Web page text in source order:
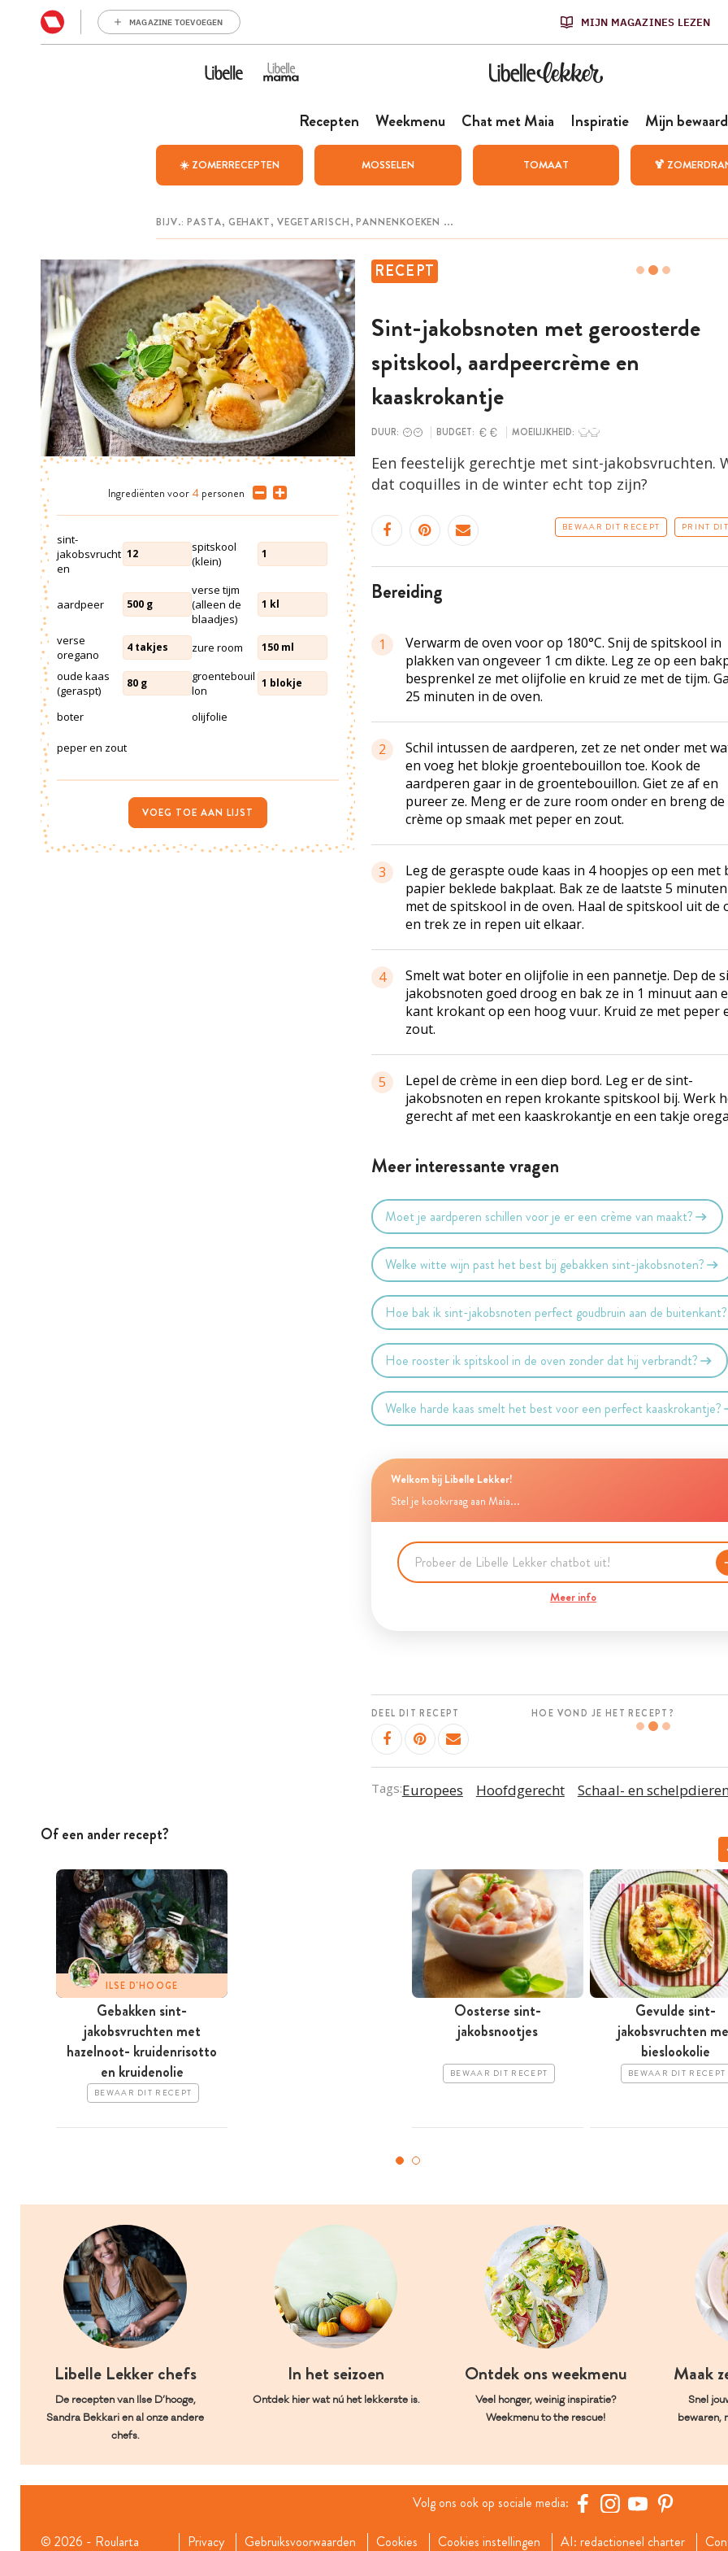
MAGAZINE TOEVOEGEN MIJN MAGAZINES LEZEN
Recepten Weekmenu Chat met Maia Inspiratie Mijn
☀️ ZOMERRECEPTEN MOSSELEN TOMAAT 🍹
RECEPT
Sint-jakobsnoten met geroosterde
spitskool, aardpeer­crème en
kaaskrokantje
DUUR: BUDGET: MOEILIJKHEID:
Een feestelijk gerechtje met sint-jakobsvruchten.
dat coquilles in de winter echt top zijn?
BEWAAR DIT RECEPT PRINT
bereiding
1
Verwarm de oven voor op 180°C. Snij de spitskool in
plakken van ongeveer 1 cm dikte. Leg ze op een
besprenkel ze met olijfolie en kruid ze met de tijm.
25 minuten in de oven.
2
Schil intussen de aardperen, zet ze net onder met
en voeg het blokje groentebouillon toe. Kook de
aardperen gaar in de groentebouillon. Giet ze af en
pureer ze. Meng er de zure room onder en breng de
crème op smaak met peper en zout.
3
Leg de geraspte oude kaas in 4 hoopjes op een met
papier beklede bakplaat. Bak ze de laatste 5
met de spitskool in de oven. Haal de spitskool uit de
en trek ze in repen uit elkaar.
4
Smelt wat boter en olijfolie in een pannetje. Dep de
jakobsnoten goed droog en bak ze in 1 minuut aan
kant krokant op een hoog vuur. Kruid ze met peper
zout.
5
Lepel de crème in een diep bord. Leg er de sint-
jakobsnoten en repen krokante spitskool bij. Werk
gerecht af met een kaas­krokantje en een takje
Meer interessante vragen
Moet je aardperen schillen voor je er een crème van maakt?
Welke witte wijn past het best bij gebakken sint-jakobsnoten?
Hoe bak ik sint-jakobsnoten perfect goudbruin aan de buitenkant?
Hoe rooster ik spitskool in de oven zonder dat hij verbrandt?
Welke harde kaas smelt het best voor een perfect kaaskrokantje?
Welkom bij Libelle Lekker!
Stel je kookvraag aan Maia...
Meer info
DEEL DIT RECEPT HOE VOND JE HET RECEPT?
Tags:Europees Hoofdgerecht Schaal- en
Ingrediënten voor 4 personen
sint-
jakobsvrucht
en
12
spitskool
(klein)
1
aardpeer 500 g
verse tijm
(alleen de
blaadjes)
1 kl
verse
oregano
4 takjes zure room 150 ml
oude kaas
(geraspt)
80 g
groentebouil
lon
1 blokje
boter olijfolie
peper en zout
VOEG TOE AAN LIJST
Of een ander recept?
ILSE D'HOOGE
Gebakken sint-
jakobsvruchten met
hazelnoot- kruidenrisotto
en kruidenolie
BEWAAR DIT RECEPT
Oosterse sint-
jakobsnootjes
BEWAAR DIT RECEPT
Gevulde sint-
jakobsvruchten
bieslookolie
BEWAAR DIT RECEPT
Libelle Lekker chefs
De recepten van Ilse D’hooge,
Sandra Bekkari en al onze andere
chefs.
In het seizoen
Ontdek hier wat nú het lekkerste is.
Ontdek ons weekmenu
Veel honger, weinig inspiratie?
Weekmenu to the rescue!
Maak
Snel
bewaren,
Volg ons ook op sociale media:
© 2026 - Roularta
Privacy Gebruiksvoorwaarden Cookies Cookies instellingen AI: redactioneel charter